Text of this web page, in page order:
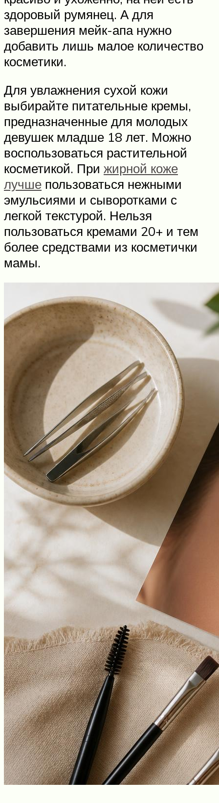
здоровый румянец. А для
завершения мейк-апа нужно
добавить лишь малое количество
косметики.
Для увлажнения сухой кожи
выбирайте питательные кремы,
предназначенные для молодых
девушек младше 18 лет. Можно
воспользоваться растительной
косметикой. При жирной коже
лучше пользоваться нежными
эмульсиями и сыворотками с
легкой текстурой. Нельзя
пользоваться кремами 20+ и тем
более средствами из косметички
мамы.